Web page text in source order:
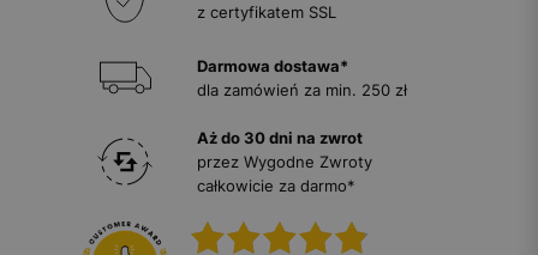
z certyfikatem SSL
Darmowa dostawa*
dla zamówień za min. 250 zł
Aż do 30 dni na zwrot
przez Wygodne Zwroty
całkowicie za darmo*